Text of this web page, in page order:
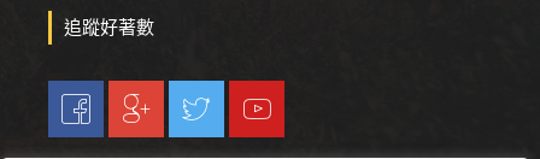
追蹤好著數